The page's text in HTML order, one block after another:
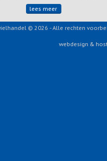
lees meer
© 2026 - Alle rechten
webdesign &